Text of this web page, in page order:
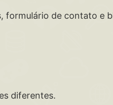
formulário de contato e
diferentes.